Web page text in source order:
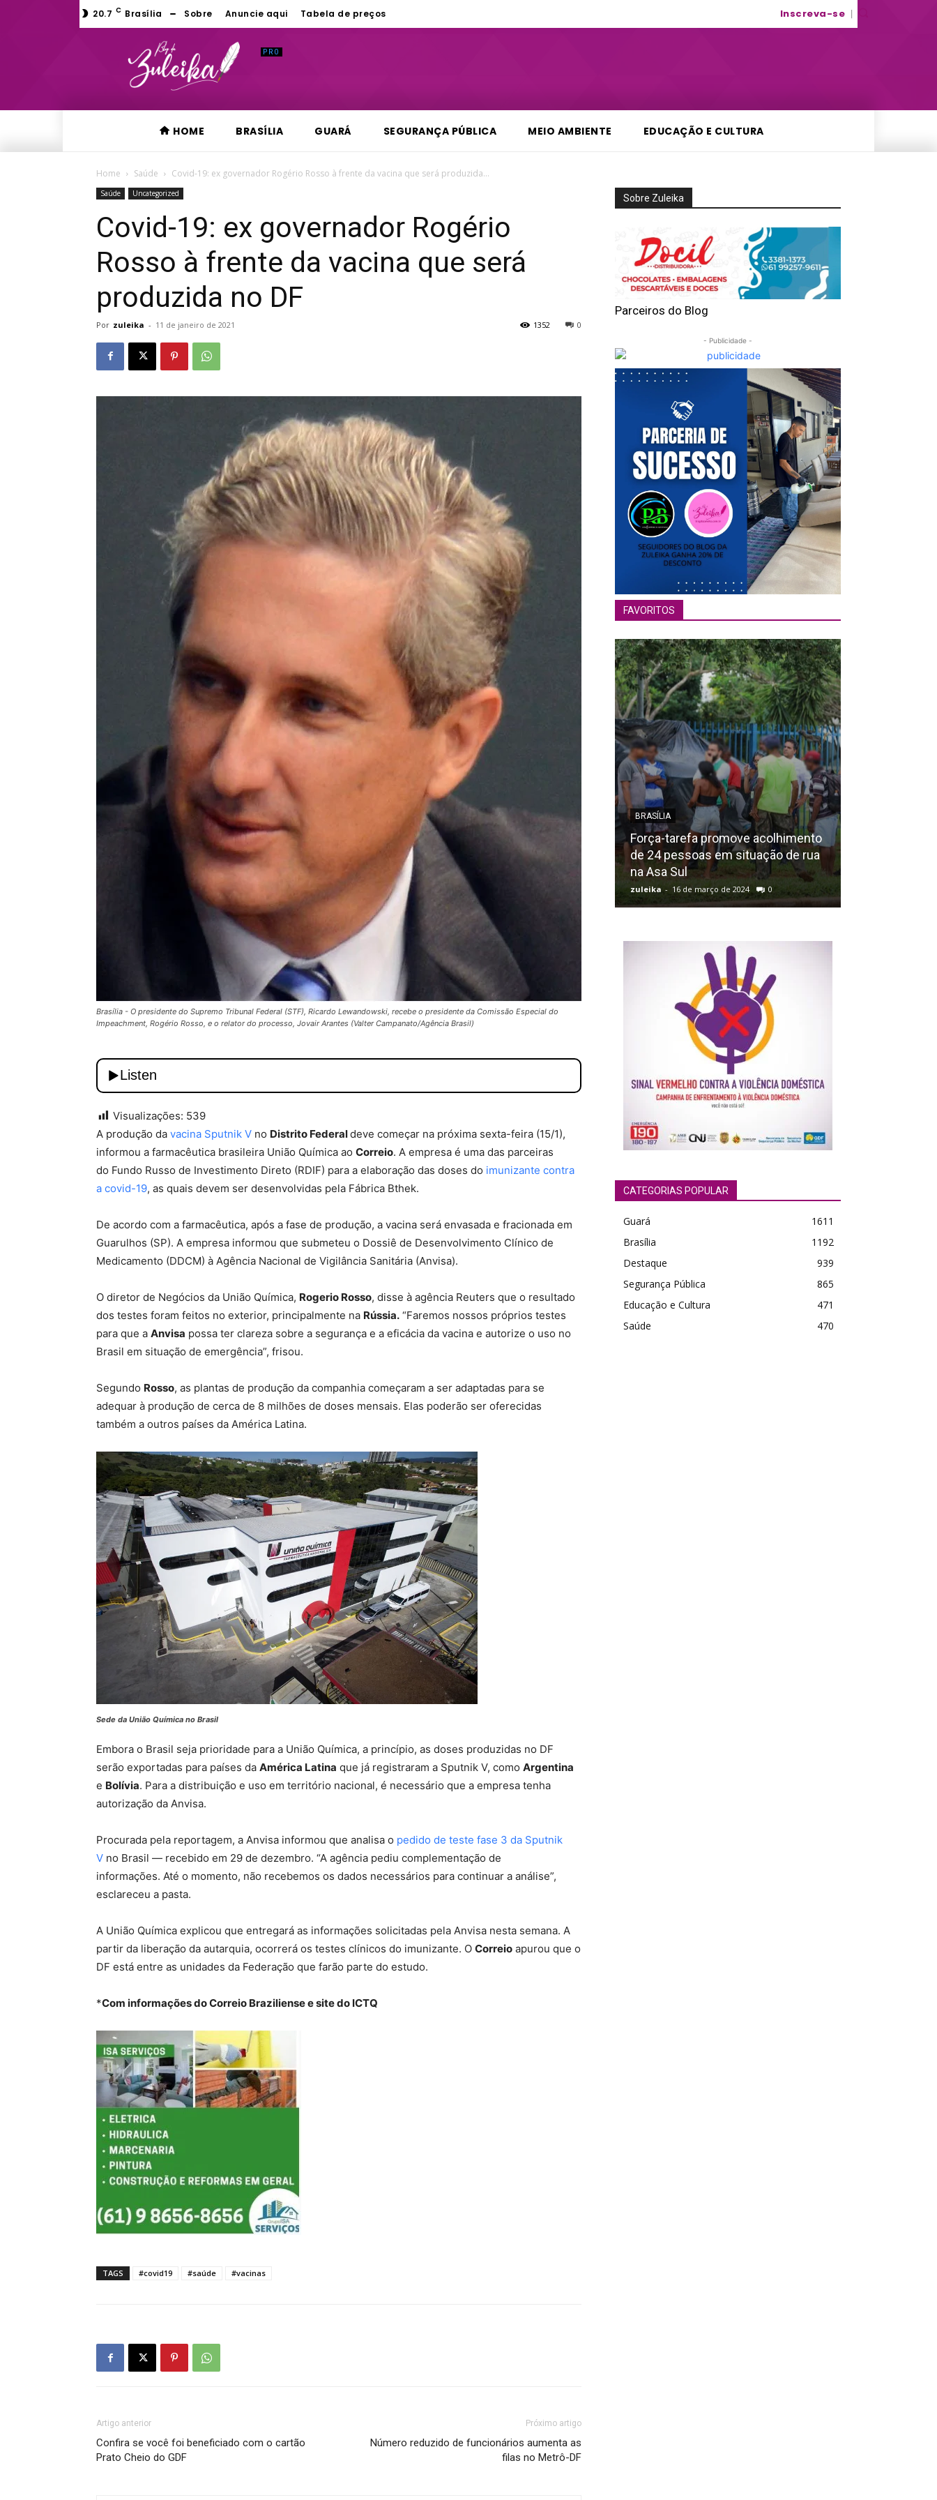
━ pricing plans
Free
Included for free:
Etiam est nibh, lobortis sit
Praesent euismod ac
Ut mollis pellentesque tortor
Nullam eu erat condimentum
Donec quis est ac felis
Orci varius natoque dolor
20.7 C Brasília Sobre Anuncie aqui Tabela de preços Inscreva-se
HOME BRASÍLIA GUARÁ SEGURANÇA PÚBLICA MEIO AMBIENTE EDUCAÇÃO E CULTURA
Home Saúde Covid-19: ex governador Rogério Rosso à frente da vacina que será produzida...
Saúde Uncategorized
Covid-19: ex governador Rogério
Rosso à frente da vacina que será
produzida no DF
Por zuleika - 11 de janeiro de 2021 0
1352
Brasília - O presidente do Supremo Tribunal Federal (STF), Ricardo Lewandowski, recebe o presidente da Comissão Especial do
Impeachment, Rogério Rosso, e o relator do processo, Jovair Arantes (Valter Campanato/Agência Brasil)
Visualizações: 539
A produção da vacina Sputnik V no Distrito Federaldeve começar na próxima sexta-feira (15/1),
informou a farmacêutica brasileira União Química ao Correio. A empresa é uma das parceiras
do Fundo Russo de Investimento Direto (RDIF) para a elaboração das doses do imunizante contra
a covid-19, as quais devem ser desenvolvidas pela Fábrica Bthek.
De acordo com a farmacêutica, após a fase de produção, a vacina será envasada e fracionada em
Guarulhos (SP). A empresa informou que submeteu o Dossiê de Desenvolvimento Clínico de
Medicamento (DDCM) à Agência Nacional de Vigilância Sanitária (Anvisa).
O diretor de Negócios da União Química, Rogerio Rosso, disse à agência Reuters que o resultado
dos testes foram feitos no exterior, principalmente na Rússia. “Faremos nossos próprios testes
para que a Anvisa possa ter clareza sobre a segurança e a eficácia da vacina e autorize o uso no
Brasil em situação de emergência”, frisou.
Segundo Rosso, as plantas de produção da companhia começaram a ser adaptadas para se
adequar à produção de cerca de 8 milhões de doses mensais. Elas poderão ser oferecidas
também a outros países da América Latina.
Sede da União Química no Brasil
Embora o Brasil seja prioridade para a União Química, a princípio, as doses produzidas no DF
serão exportadas para países da América Latina que já registraram a Sputnik V, como Argentina
e Bolívia. Para a distribuição e uso em território nacional, é necessário que a empresa tenha
autorização da Anvisa.
Procurada pela reportagem, a Anvisa informou que analisa o pedido de teste fase 3 da Sputnik
V no Brasil — recebido em 29 de dezembro. “A agência pediu complementação de
informações. Até o momento, não recebemos os dados necessários para continuar a análise”,
esclareceu a pasta.
A União Química explicou que entregará as informações solicitadas pela Anvisa nesta semana. A
partir da liberação da autarquia, ocorrerá os testes clínicos do imunizante. O Correio apurou que o
DF está entre as unidades da Federação que farão parte do estudo.
*Com informações do Correio Braziliense e site do ICTQ
TAGS #covid19 #saúde #vacinas
Artigo anterior
Confira se você foi beneficiado com o cartão
Prato Cheio do GDF
Próximo artigo
Número reduzido de funcionários aumenta as
filas no Metrô-DF
Sobre Zuleika
Parceiros do Blog
- Publicidade -
FAVORITOS
BRASÍLIA
Força-tarefa promove acolhimento
de 24 pessoas em situação de rua
na Asa Sul
zuleika - 16 de março de 2024 0
CATEGORIAS POPULAR
Guará
1611
Brasília
1192
Destaque
939
Segurança Pública
865
Educação e Cultura
471
Saúde
470